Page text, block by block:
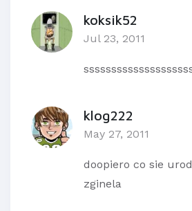
koksik52
Jul 23, 2011
klog222
May 27, 2011
doopiero co sie
zginela